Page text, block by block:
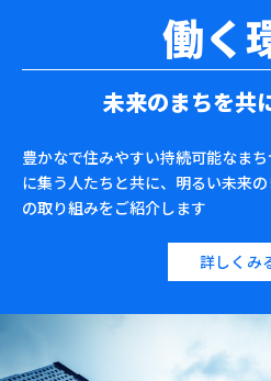
働く
未来のまちを共
豊かなで住みやすい持続可能なまち
に集う人たちと共に、明るい未来
の取り組みをご紹介します
詳しくみ